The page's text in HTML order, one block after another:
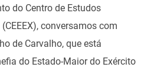
do Centro de Estudos
conversamos com
de Carvalho, que está
do Estado-Maior do Exército